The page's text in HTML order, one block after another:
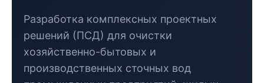
Разработка комплексных проектных
решений (ПСД) для очистки
хозяйственно-бытовых и
производственных сточных вод